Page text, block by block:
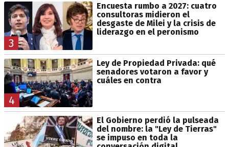
3
Encuesta rumbo a 2027: cuatro
consultoras midieron el
desgaste de Milei y la crisis de
liderazgo en el peronismo
4
Ley de Propiedad Privada: qué
senadores votaron a favor y
cuáles en contra
El Gobierno perdió la pulseada
del nombre: la "Ley de Tierras"
se impuso en toda la